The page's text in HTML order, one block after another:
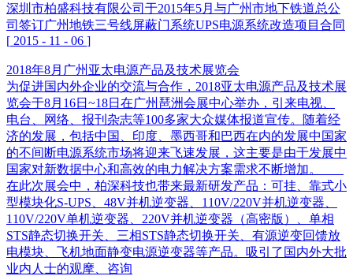
深圳市柏盛科技有限公司于2015年5月与广州市地下铁道总公
司签订广州地铁三号线屏蔽门系统UPS电源系统改造项目合同
[ 2015 - 11 - 06 ]
2018年8月广州亚太电源产品及技术展览会
为促进国内外企业的交流与合作，2018亚太电源产品及技术展
览会于8月16日~18日在广州琶洲会展中心举办，引来电视、
电台、网络、报刊杂志等100多家大众媒体报道宣传。随着经
济的发展，包括中国、印度、墨西哥和巴西在内的发展中国家
的不间断电源系统市场将迎来飞速发展，这主要是由于发展中
国家对新数据中心和高效的电力解决方案需求不断增加。
在此次展会中，柏深科技也带来最新研发产品：可挂、靠式小
型模块化S-UPS、48V并机逆变器、110V/220V并机逆变器、
110V/220V单机逆变器、220V并机逆变器（高密版）、单相
STS静态切换开关、三相STS静态切换开关、有源逆变回馈放
电模块、飞机地面静变电源逆变器等产品。吸引了国内外大批
业内人士的观摩、咨询